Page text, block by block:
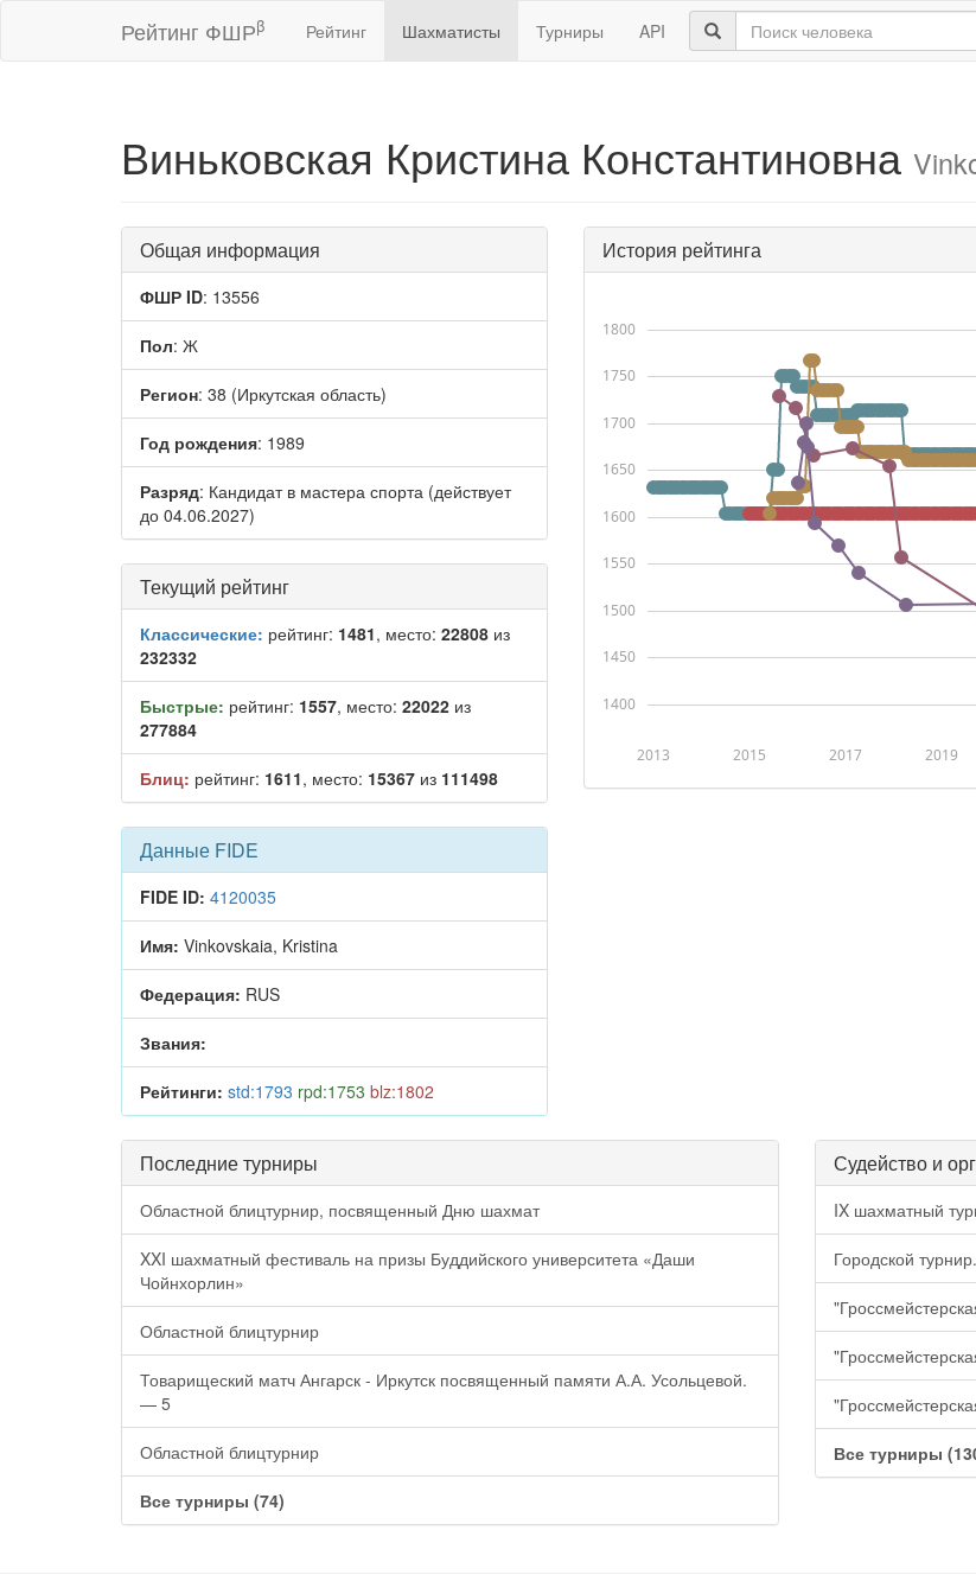
Рейтинг ФШРβ Рейтинг Шахматисты Турниры API
Виньковская Кристина Константиновна
Общая информация
ФШР ID: 13556
Пол: Ж
Регион: 38 (Иркутская область)
Год рождения: 1989
Разряд: Кандидат в мастера спорта (действует
до 04.06.2027)
Текущий рейтинг
Классические: рейтинг: 1481, место: 22808 из
232332
Быстрые: рейтинг: 1557, место: 22022 из
277884
Блиц: рейтинг: 1611, место: 15367 из 111498
Данные FIDE
FIDE ID: 4120035
Имя: Vinkovskaia, Kristina
Федерация: RUS
Звания:
Рейтинги: std:1793 rpd:1753 blz:1802
История рейтинга
2013 2015 2017 2019
1400
1450
1500
1550
1600
1650
1700
1750
1800
Последние турниры
Областной блицтурнир, посвященный Дню шахмат
XXI шахматный фестиваль на призы Буддийского университета «Даши
Чойнхорлин»
Областной блицтурнир
Товарищеский матч Ангарск - Иркутск посвященный памяти А.А. Усольцевой.
— 5
Областной блицтурнир
Все турниры (74)
Судейство и
IX шахматный
Городской
Все турниры